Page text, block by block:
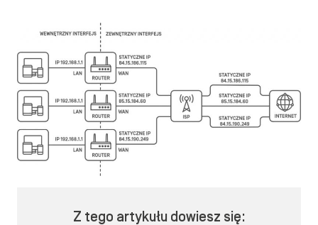
Z tego artykułu dowiesz się: